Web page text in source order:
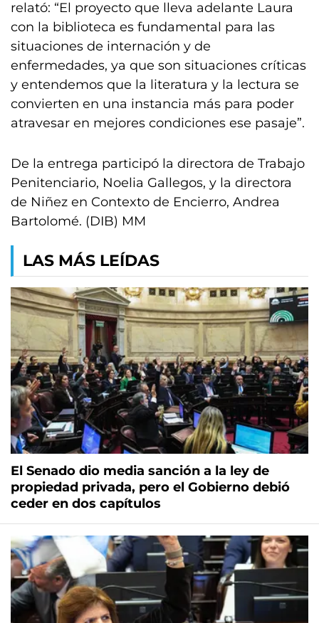
relató: “El proyecto que lleva adelante Laura
con la biblioteca es fundamental para las
situaciones de internación y de
enfermedades, ya que son situaciones críticas
y entendemos que la literatura y la lectura se
convierten en una instancia más para poder
atravesar en mejores condiciones ese pasaje”.
De la entrega participó la directora de Trabajo
Penitenciario, Noelia Gallegos, y la directora
de Niñez en Contexto de Encierro, Andrea
Bartolomé. (DIB) MM
LAS MÁS LEÍDAS
El Senado dio media sanción a la ley de
propiedad privada, pero el Gobierno debió
ceder en dos capítulos